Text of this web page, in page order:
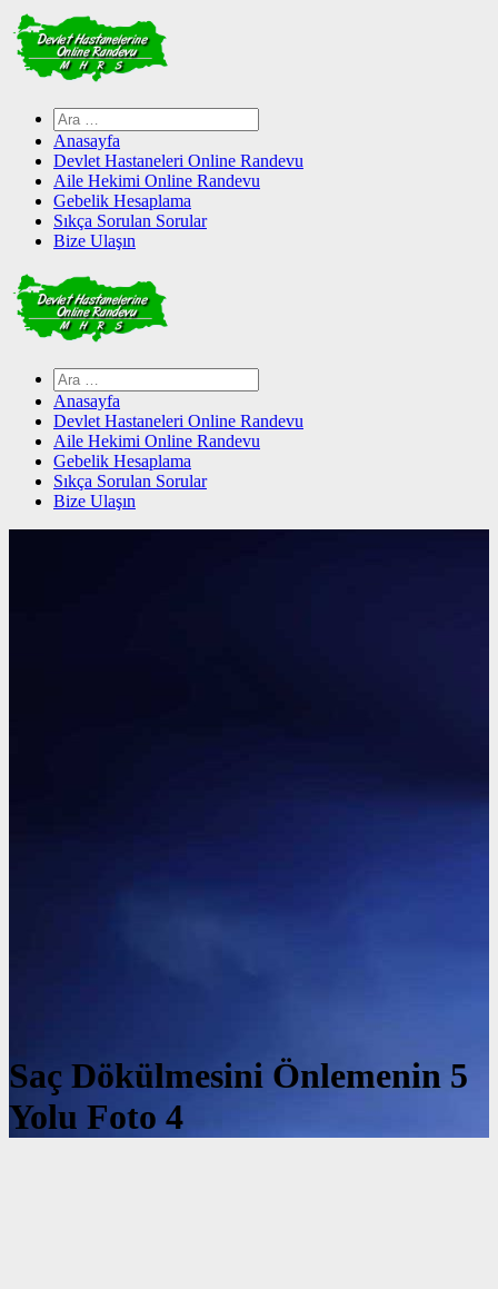
Skip
to
content
Arama:
Anasayfa
Devlet Hastaneleri Online Randevu
Aile Hekimi Online Randevu
Gebelik Hesaplama
Sıkça Sorulan Sorular
Bize Ulaşın
Arama:
Anasayfa
Devlet Hastaneleri Online Randevu
Aile Hekimi Online Randevu
Gebelik Hesaplama
Sıkça Sorulan Sorular
Bize Ulaşın
Saç Dökülmesini Önlemenin 5
Yolu Foto 4